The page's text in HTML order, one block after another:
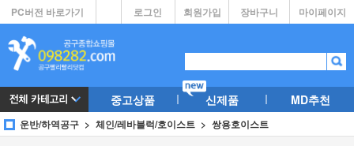
PC버전 바로가기 마이페이지
장바구니
회원가입
로그인
중고상품 신제품 MD추천
운반/하역공구 체인/레바블럭/호이스트 쌍용호이스트